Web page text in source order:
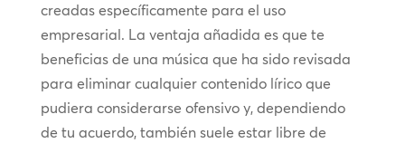
creadas específicamente para el uso
empresarial. La ventaja añadida es que te
beneficias de una música que ha sido revisada
para eliminar cualquier contenido lírico que
pudiera considerarse ofensivo y, dependiendo
de tu acuerdo, también suele estar libre de